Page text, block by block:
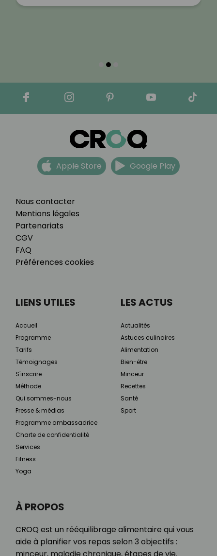
Nous contacter
Mentions légales
Partenariats
CGV
FAQ
Préférences cookies
Apple Store Google Play
À PROPOS
CROQ est un rééquilibrage alimentaire qui vous
aide à planifier vos repas selon 3 objectifs :
minceur, maladie chronique, étapes de vie.
LIENS UTILES
Accueil
Programme
Tarifs
Témoignages
S'inscrire
Méthode
Qui sommes-nous
Presse & médias
Programme ambassadrice
Charte de confidentialité
Services
Fitness
Yoga
LES ACTUS
Actualités
Astuces culinaires
Alimentation
Bien-être
Minceur
Recettes
Santé
Sport